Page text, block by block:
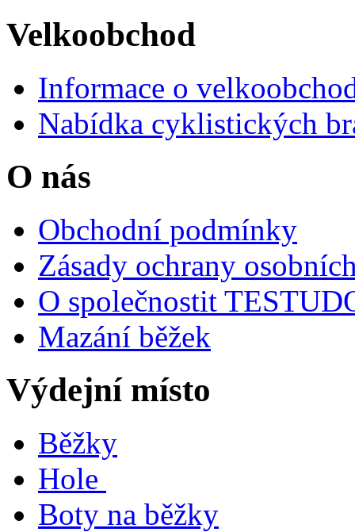
Velkoobchod
Informace o
Nabídka cyklistických
O nás
Obchodní podmínky
Zásady ochrany
O společnostit
Mazání běžek
Výdejní místo
Běžky
Hole
Boty na běžky